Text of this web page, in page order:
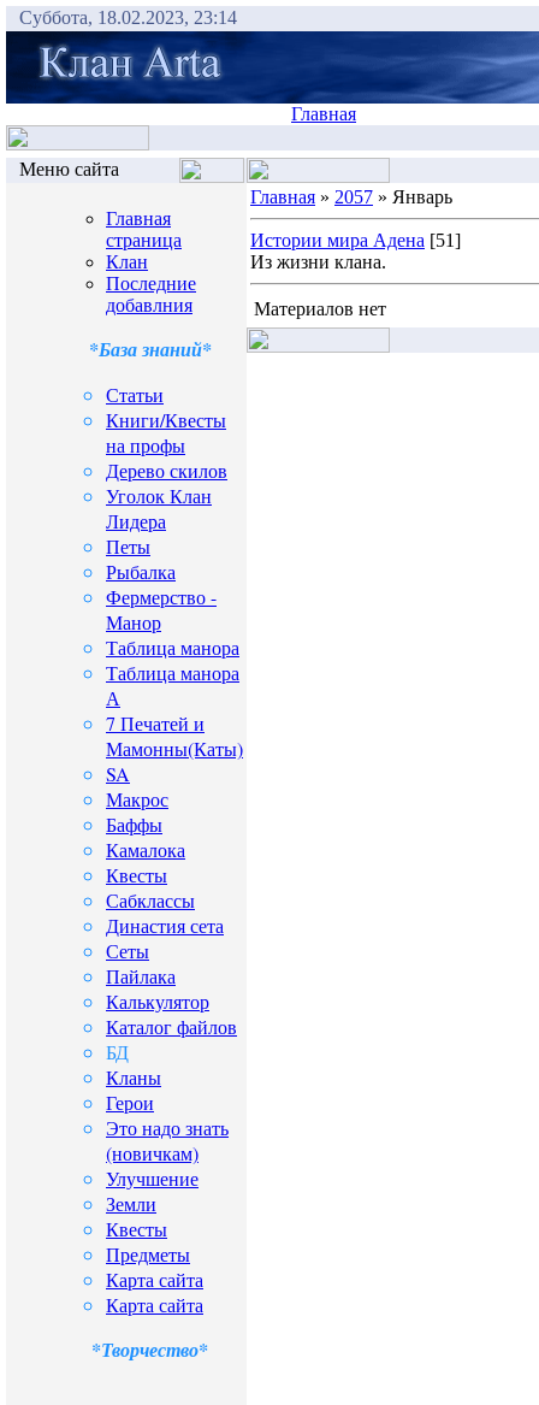
Суббота, 18.02.2023, 23:14
Главная
Меню сайта
Главная
страница
Клан
Последние
добавлния
*База знаний*
Статьи
Книги/Квесты
на профы
Дерево скилов
Уголок Клан
Лидера
Петы
Рыбалка
Фермерство -
Манор
Таблица манора
Таблица манора
А
7 Печатей и
Мамонны(Каты)
SA
Макрос
Баффы
Камалока
Квесты
Сабклассы
Династия сета
Сеты
Пайлака
Калькулятор
Каталог файлов
БД
Кланы
Герои
Это надо знать
(новичкам)
Улучшение
Земли
Квесты
Предметы
Карта сайта
Карта сайта
*Творчество*
Главная » 2057 » Январь
Истории мира Адена [51]
Из жизни клана.
Материалов нет